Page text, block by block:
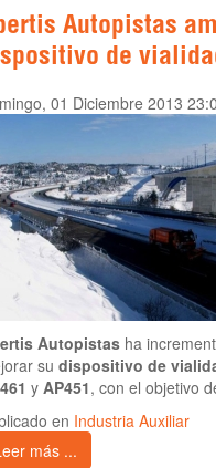
Autopistas
de
01 Diciembre 2013
Autopistas ha
su dispositivo de
y AP451, con el objetivo
en Industria Auxiliar
más ...